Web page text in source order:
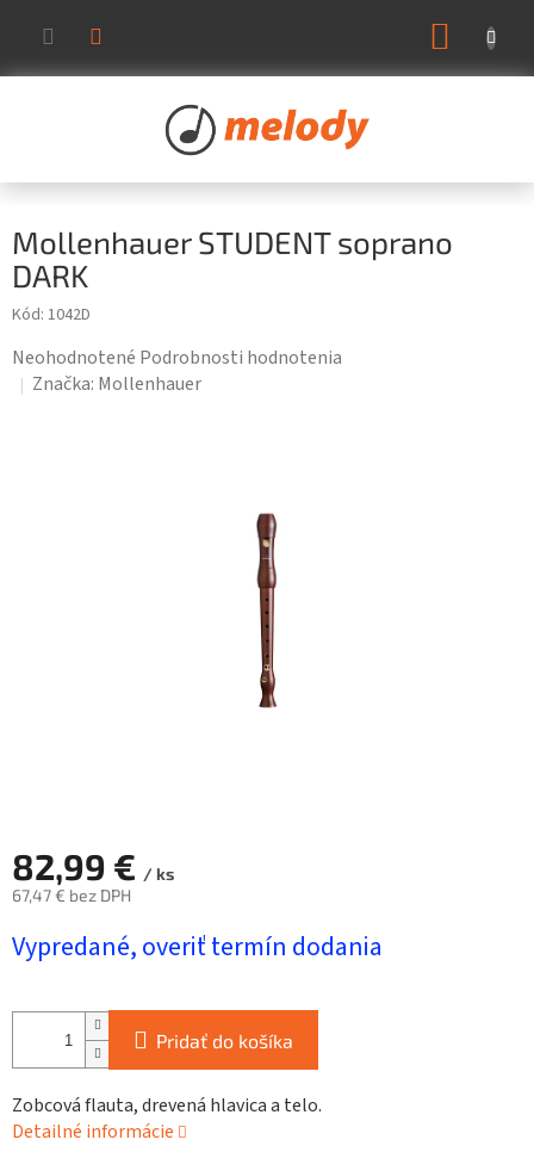
obsah
Mollenhauer STUDENT soprano
DARK
Kód: 1042D
Priemerné
hodnotenie
Neohodnotené Podrobnosti hodnotenia
Značka: Mollenhauer
82,99 € / ks
67,47 € bez DPH
cena:
Vypredané, overiť termín dodania
Pridať do košíka
Zobcová flauta, drevená hlavica a telo.
Detailné informácie